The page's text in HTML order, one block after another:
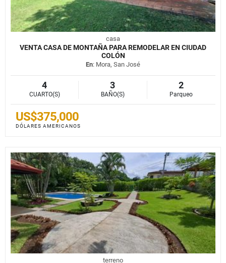
casa
VENTA CASA DE MONTAÑA PARA REMODELAR EN CIUDAD
COLÓN
En: Mora, San José
4
CUARTO(S)
3
BAÑO(S)
2
Parqueo
US$375,000
DÓLARES AMERICANOS
terreno